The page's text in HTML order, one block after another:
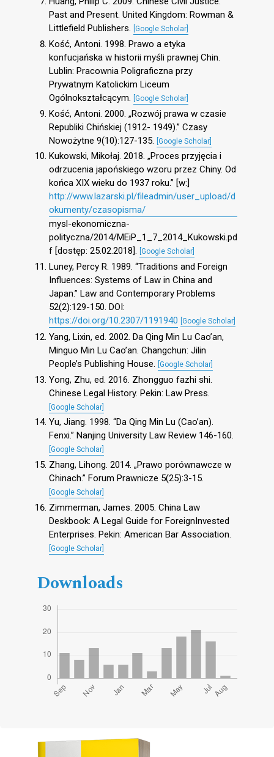
Past and Present. United Kingdom: Rowman &
Littlefield Publishers. [Google Scholar]
Kość, Antoni. 1998. Prawo a etyka
konfucjańska w historii myśli prawnej Chin.
Lublin: Pracownia Poligraficzna przy
Prywatnym Katolickim Liceum
Ogólnokształcącym. [Google Scholar]
Kość, Antoni. 2000. „Rozwój prawa w czasie
Republiki Chińskiej (1912- 1949).” Czasy
Nowożytne 9(10):127-135.
[Google Scholar]
Kukowski, Mikołaj. 2018. „Proces przyjęcia i
odrzucenia japońskiego wzoru przez Chiny. Od
końca XIX wieku do 1937 roku.” [w:]
http://www.lazarski.pl/fileadmin/user_upload/d
okumenty/czasopisma/
mysl-ekonomiczna-
polityczna/2014/MEiP_1_7_2014_Kukowski.pd
f [dostęp: 25.02.2018]. [Google Scholar]
Luney, Percy R. 1989. “Traditions and Foreign
Influences: Systems of Law in China and
Japan.” Law and Contemporary Problems
52(2):129-150. DOI:
https://doi.org/10.2307/1191940 [Google Scholar]
Yang, Lixin, ed. 2002. Da Qing Min Lu Cao’an,
Minguo Min Lu Cao’an. Changchun: Jilin
People’s Publishing House. [Google Scholar]
Yong, Zhu, ed. 2016. Zhongguo fazhi shi.
Chinese Legal History. Pekin: Law Press.
[Google Scholar]
Yu, Jiang. 1998. “Da Qing Min Lu (Cao’an).
Fenxi.” Nanjing University Law Review 146-160.
[Google Scholar]
Zhang, Lihong. 2014. „Prawo porównawcze w
Chinach.” Forum Prawnicze 5(25):3-15.
[Google Scholar]
Zimmerman, James. 2005. China Law
Deskbook: A Legal Guide for ForeignInvested
Enterprises. Pekin: American Bar Association.
[Google Scholar]
Downloads
Cover image